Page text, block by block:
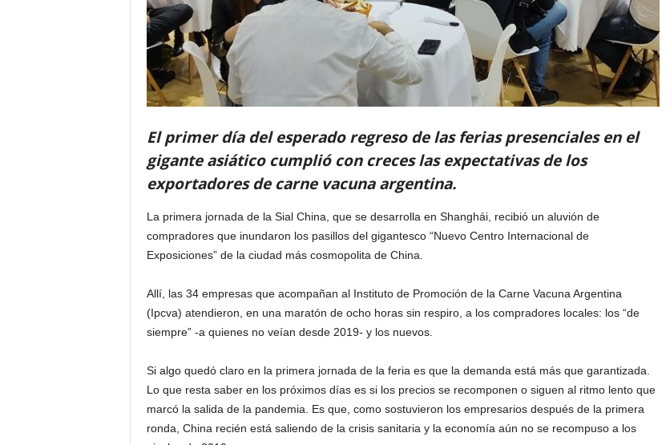
El primer día del esperado regreso de las ferias presenciales en el
gigante asiático cumplió con creces las expectativas de los
exportadores de carne vacuna argentina.
La primera jornada de la Sial China, que se desarrolla en Shanghái, recibió un aluvión de
compradores que inundaron los pasillos del gigantesco “Nuevo Centro Internacional de
Exposiciones” de la ciudad más cosmopolita de China.
Allí, las 34 empresas que acompañan al Instituto de Promoción de la Carne Vacuna Argentina
(Ipcva) atendieron, en una maratón de ocho horas sin respiro, a los compradores locales: los “de
siempre” -a quienes no veían desde 2019- y los nuevos.
Si algo quedó claro en la primera jornada de la feria es que la demanda está más que garantizada.
Lo que resta saber en los próximos días es si los precios se recomponen o siguen al ritmo lento que
marcó la salida de la pandemia. Es que, como sostuvieron los empresarios después de la primera
ronda, China recién está saliendo de la crisis sanitaria y la economía aún no se recompuso a los